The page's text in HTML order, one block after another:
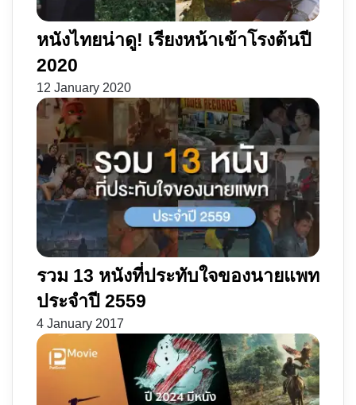
ถึง
สังคม
จริง
หนังไทยน่าดู! เรียงหน้าเข้าโรงต้นปี
2020
12 January 2020
รวม 13 หนังที่ประทับใจของนายแพท
ประจำปี 2559
4 January 2017